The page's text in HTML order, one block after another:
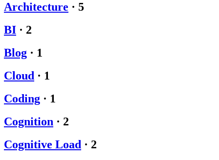
Architecture · 5
BI · 2
Blog · 1
Cloud · 1
Coding · 1
Cognition · 2
Cognitive Load · 2